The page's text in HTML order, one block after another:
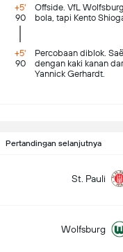
+5'
90
Offside. VfL
bola, tapi Kento
+5'
90
Percobaan diblok.
dengan kaki kanan
Yannick Gerhardt.
Pertandingan selanjutnya
St. Pauli
Wolfsburg